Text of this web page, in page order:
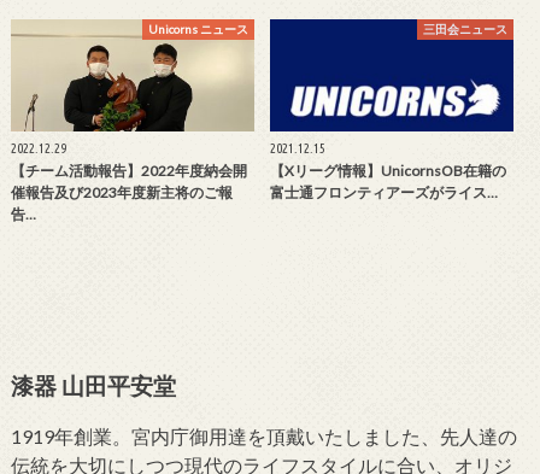
Unicorns ニュース
2022.12.29
【チーム活動報告】2022年度納会開
催報告及び2023年度新主将のご報
告…
三田会ニュース
2021.12.15
【Xリーグ情報】UnicornsOB在籍の
富士通フロンティアーズがライス…
漆器 山田平安堂
1919年創業。宮内庁御用達を頂戴いたしました、先人達の
伝統を大切にしつつ現代のライフスタイルに合い、オリジ